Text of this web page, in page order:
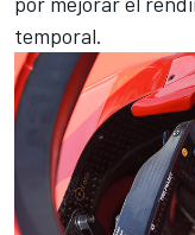
temporal.